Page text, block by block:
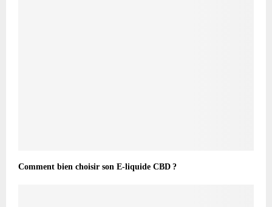
Comment bien choisir son E-liquide CBD ?